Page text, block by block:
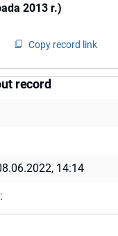
2013 r.)
Copy record link
record
14:14